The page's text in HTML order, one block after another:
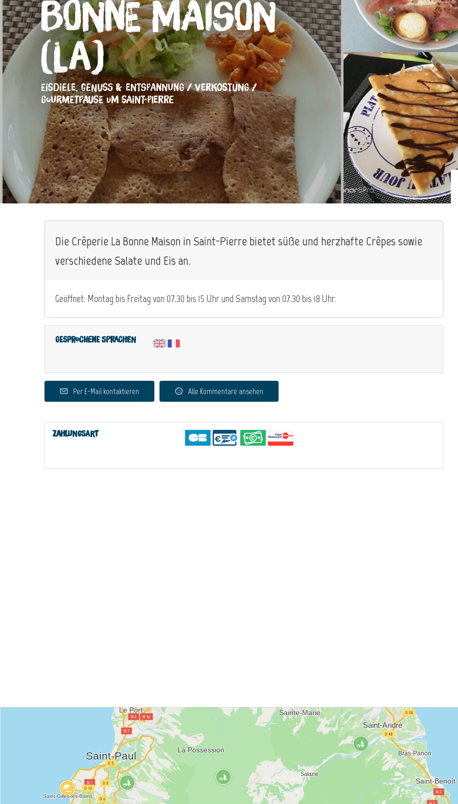
Bonne Maison
(La)
EISDIELE,GENUSS & ENTSPANNUNG / VERKOSTUNG /
GOURMETPAUSE UM SAINT-PIERRE
Die Crêperie La Bonne Maison in Saint-Pierre bietet süße und herzhafte Crêpes sowie
verschiedene Salate und Eis an.
Geöffnet: Montag bis Freitag von 07.30 bis 15 Uhr und Samstag von 07.30 bis 18 Uhr.
Gesprochene Sprachen
Per E-Mail kontaktieren Alle Kommentare ansehen
Zahlungsart